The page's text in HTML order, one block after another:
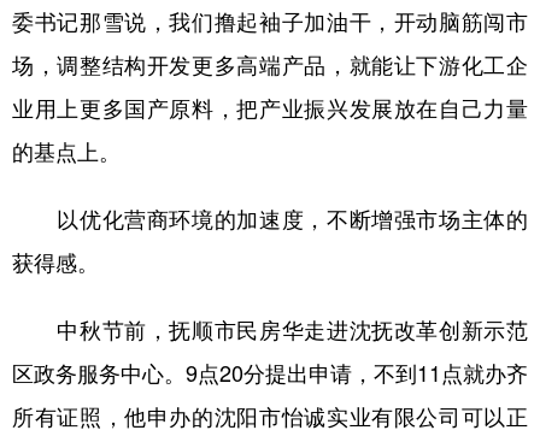
委书记那雪说，我们撸起袖子加油干，开动脑筋闯市
场，调整结构开发更多高端产品，就能让下游化工企
业用上更多国产原料，把产业振兴发展放在自己力量
的基点上。
以优化营商环境的加速度，不断增强市场主体的
获得感。
中秋节前，抚顺市民房华走进沈抚改革创新示范
区政务服务中心。9点20分提出申请，不到11点就办齐
所有证照，他申办的沈阳市怡诚实业有限公司可以正